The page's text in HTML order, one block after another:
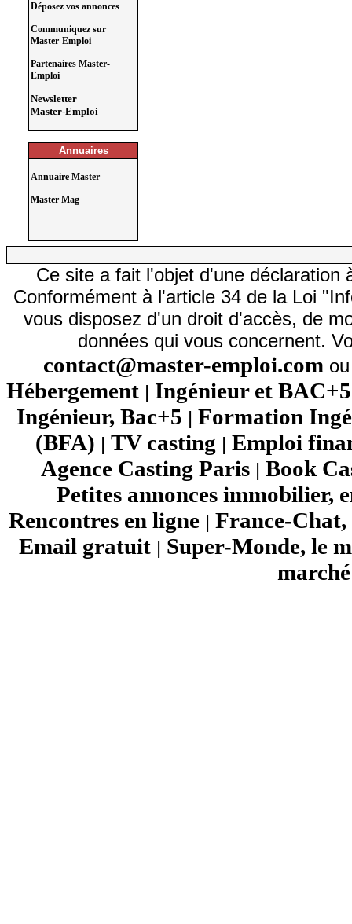
Déposez vos annonces
Communiquez sur
Master-Emploi
Partenaires Master-
Emploi
Newsletter
Master-Emploi
Annuaires
Annuaire Master
Master Mag
Ce site a fait l'objet d'une déclaration
Conformément à l'article 34 de la Loi
vous disposez d'un droit d'accès, de
données qui vous concernent.
contact@master-emploi.com
Hébergement | Ingénieur et
Ingénieur, Bac+5 | Formation
(BFA) | TV casting | Emploi
Agence Casting Paris | Book
Petites annonces immobilier,
Rencontres en ligne | France-Chat,
Email gratuit| Super-Monde, le